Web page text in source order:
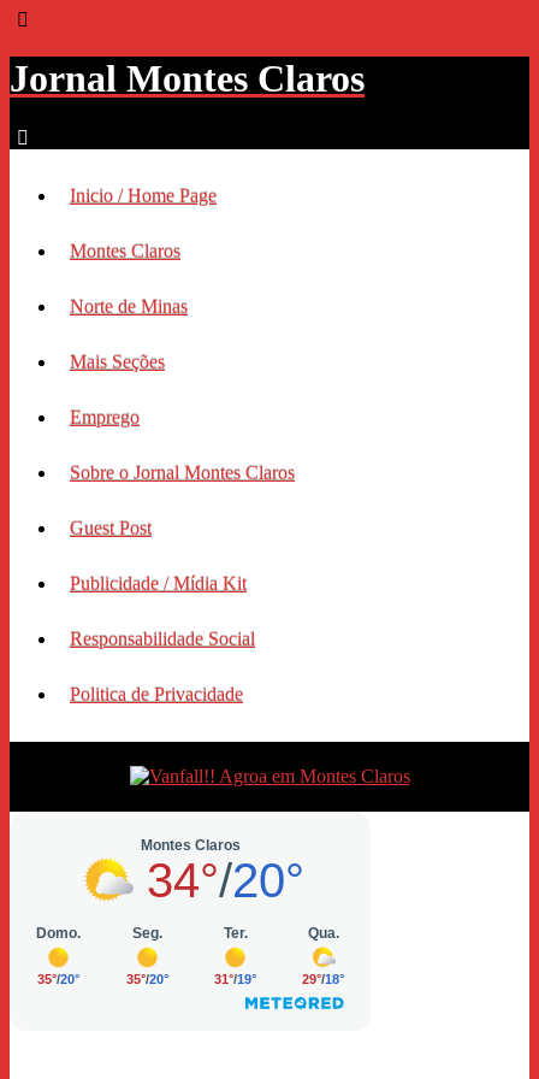
Jornal Montes Claros
Inicio / Home Page
Montes Claros
Norte de Minas
Mais Seções
Emprego
Sobre o Jornal Montes Claros
Guest Post
Publicidade / Mídia Kit
Responsabilidade Social
Politica de Privacidade